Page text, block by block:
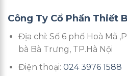
Công Ty Cổ Phần Thiết
Địa chỉ: Số 6 phố Hoà Mã
bà Bà Trưng, TP.Hà Nội
Điện thoại: 024 3976 1588